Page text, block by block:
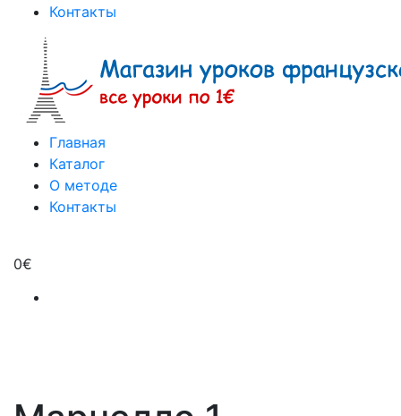
Контакты
Главная
Каталог
О методе
Контакты
0€